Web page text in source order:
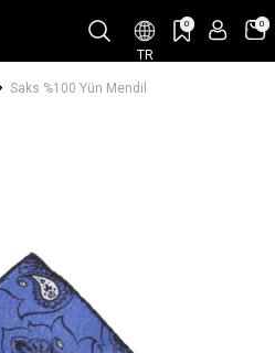
TR
0 0
Saks %100 Yün Mendil